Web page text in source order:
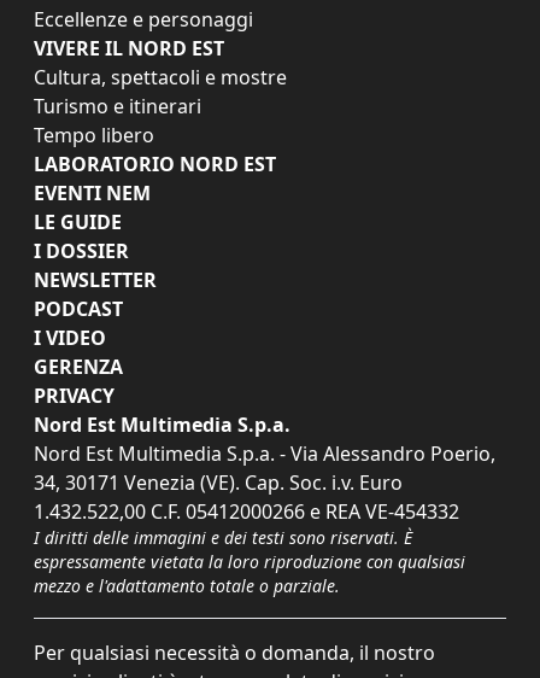
Eccellenze e personaggi
VIVERE IL NORD EST
Cultura, spettacoli e mostre
Turismo e itinerari
Tempo libero
LABORATORIO NORD EST
EVENTI NEM
LE GUIDE
I DOSSIER
NEWSLETTER
PODCAST
I VIDEO
GERENZA
PRIVACY
Nord Est Multimedia S.p.a.
Nord Est Multimedia S.p.a. - Via Alessandro Poerio,
34, 30171 Venezia (VE). Cap. Soc. i.v. Euro
1.432.522,00 C.F. 05412000266 e REA VE-454332
I diritti delle immagini e dei testi sono riservati. È
espressamente vietata la loro riproduzione con qualsiasi
mezzo e l'adattamento totale o parziale.
Per qualsiasi necessità o domanda, il nostro